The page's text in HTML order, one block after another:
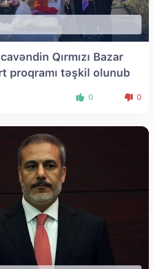
Qırmızı Bazar
proqramı təşkil olunub
0 0